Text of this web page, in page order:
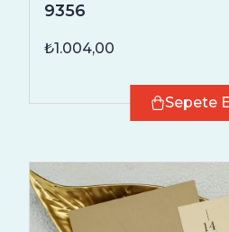
9356
₺1.004,00
Sepete